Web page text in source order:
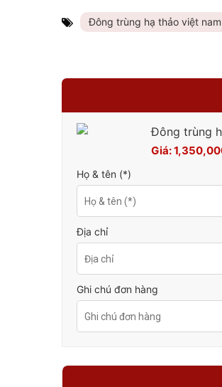
Đông trùng hạ thảo việt nam
Đông trùng
Giá:
Họ & tên (*)
Địa chỉ
Ghi chú đơn hàng